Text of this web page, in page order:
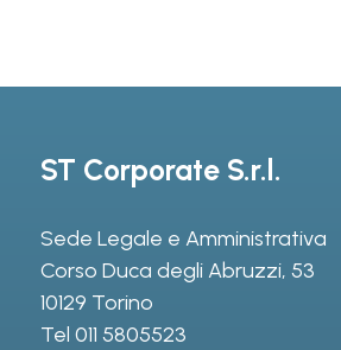
ST Corporate S.r.l.
Sede Legale e Amministrativa
Corso Duca degli Abruzzi, 53
10129 Torino
Tel 011 5805523